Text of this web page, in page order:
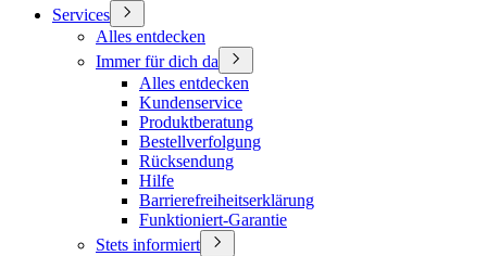
Services
Alles entdecken
Immer für dich da
Alles entdecken
Kundenservice
Produktberatung
Bestellverfolgung
Rücksendung
Hilfe
Barrierefreiheitserklärung
Funktioniert-Garantie
Stets informiert